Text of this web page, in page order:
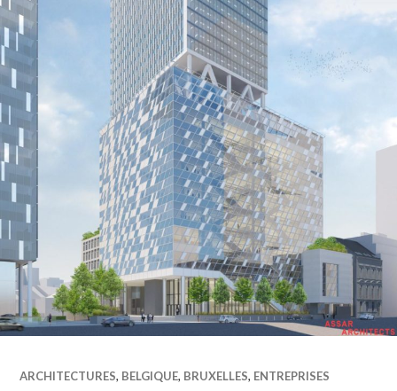
ARCHITECTURES, BELGIQUE, BRUXELLES, ENTREPRISES